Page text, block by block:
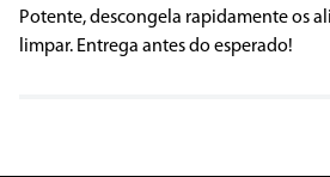
Avalie o produto de 1 a 5 estrelas
Potente, descongela rapidamente os
limpar. Entrega antes do esperado!